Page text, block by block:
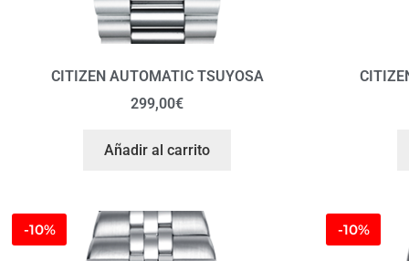
CITIZEN AUTOMATIC TSUYOSA
299,00€
Añadir al carrito
-10% -10%